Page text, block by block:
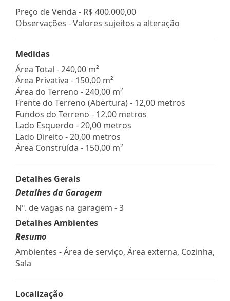
Preço de Venda - R$ 400.000,00
Observações - Valores sujeitos a alteração
Medidas
Área Total - 240,00 m²
Área Privativa - 150,00 m²
Área do Terreno - 240,00 m²
Frente do Terreno (Abertura) - 12,00 metros
Fundos do Terreno - 12,00 metros
Lado Esquerdo - 20,00 metros
Lado Direito - 20,00 metros
Área Construída - 150,00 m²
Detalhes Gerais
Detalhes da Garagem
Nº. de vagas na garagem - 3
Detalhes Ambientes
Resumo
Ambientes - Área de serviço, Área externa, Cozinha,
Sala
Localização